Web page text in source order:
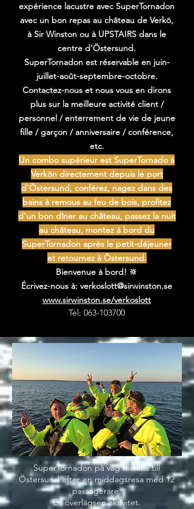
expérience lacustre avec SuperTornadon
avec un bon repas au château de Verkö,
à Sir Winston ou à UPSTAIRS dans le
centre d'Östersund.
SuperTornadon est réservable en juin-
juillet-août-septembre-octobre.
Contactez-nous et nous vous en dirons
plus sur la meilleure activité client /
personnel / enterrement de vie de jeune
fille / garçon / anniversaire / conférence,
etc.
Un combo supérieur est SuperTornado à
Verkön directement depuis le port
d'Östersund, conférez, nagez dans des
bains à remous au feu de bois, profitez
d'un bon dîner au château, passez la nuit
au château, montez à bord du
SuperTornadon après le petit-déjeuner
et retournez à Östersund.
Bienvenue à bord! 🔆
Écrivez-nous à: verkoslott@sirwinston.se
www.sirwinston.se/verkoslott
Tél: 063-103700
SuperTornadon på väg tillbaka till
Östersund efter en middagsresa med 12
passagerare.
En överlägsen aktivitet.